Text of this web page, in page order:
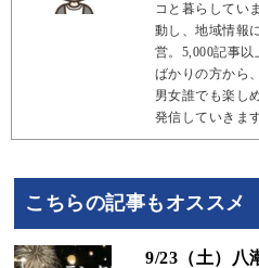
コと暮らしてい
動し、地域情報
営。5,000記事
ばかりの方から
男女誰でも楽し
発信していきます
こちらの記事もオススメ
9/23（土）八